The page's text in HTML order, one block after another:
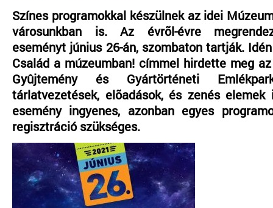
Színes programokkal készülnek az idei
városunkban is. Az évrõl-évre
eseményt június 26-án, szombaton tartják.
Család a múzeumban! címmel hirdette meg
Gyûjtemény és Gyártörténeti
tárlatvezetések, elõadások, és zenés
esemény ingyenes, azonban egyes
regisztráció szükséges.